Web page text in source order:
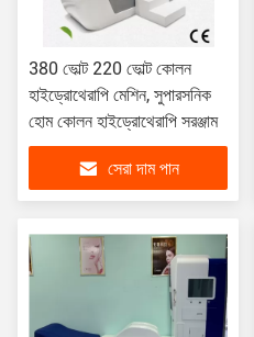
380 ভোল্ট 220 ভোল্ট কোলন
হাইড্রোথেরাপি মেশিন, সুপারসনিক
হোম কোলন হাইড্রোথেরাপি সরঞ্জাম
সেরা দাম পান